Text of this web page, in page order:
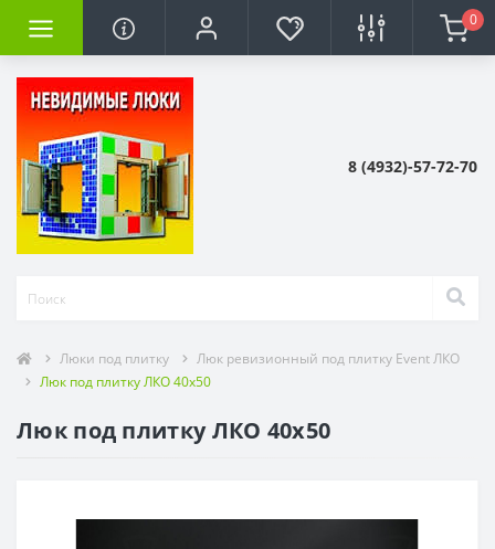
0
8 (4932)-57-72-70
Люки под плитку
Люк ревизионный под плитку Event ЛКО
Люк под плитку ЛКО 40x50
Люк под плитку ЛКО 40x50